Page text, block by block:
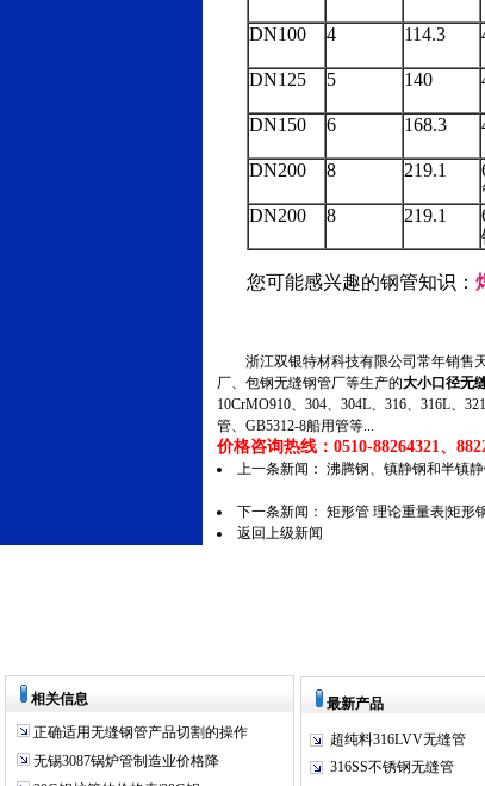
DN100 4 114.3
DN125 5 140
DN150 6 168.3
DN200 8 219.1
DN200 8 219.1
您可能感兴趣的钢管知识：
浙江双银特材科技有限公司常年销售天
厂、包钢无缝钢管厂等生产的大小口径无
10CrMO910、304、304L、316、316L、
管、GB5312-8船用管等...
价格咨询热线：0510-88264321、
上一条新闻： 沸腾钢、镇静钢和半镇静
下一条新闻： 矩形管 理论重量表|矩形
返回上级新闻
相关信息
正确适用无缝钢管产品切割的操作
无锡3087锅炉管制造业价格降
最新产品
超纯料316LVV无缝管
316SS不锈钢无缝管